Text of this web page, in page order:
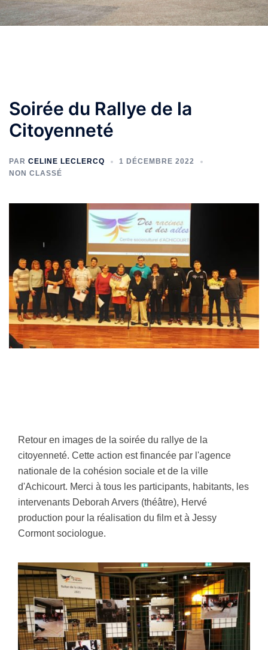
Soirée du Rallye de la
Citoyenneté
PAR CELINE LECLERCQ
1 DÉCEMBRE 2022
NON CLASSÉ
Retour en images de la soirée du rallye de la
citoyenneté. Cette action est financée par l'agence
nationale de la cohésion sociale et de la ville
d'Achicourt. Merci à tous les participants, habitants, les
intervenants Deborah Arvers (théâtre), Hervé
production pour la réalisation du film et à Jessy
Cormont sociologue.